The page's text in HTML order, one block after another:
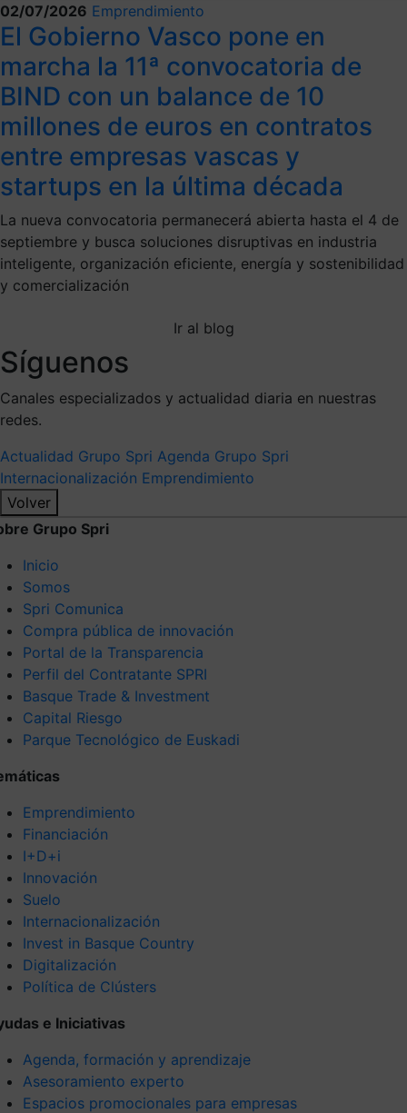
02/07/2026 Emprendimiento
El Gobierno Vasco pone en
marcha la 11ª convocatoria de
BIND con un balance de 10
millones de euros en contratos
entre empresas vascas y
startups en la última década
La nueva convocatoria permanecerá abierta hasta el 4 de
septiembre y busca soluciones disruptivas en industria
inteligente, organización eficiente, energía y sostenibilidad
y comercialización
Ir al blog
Síguenos
Canales especializados y actualidad diaria en nuestras
redes.
Actualidad Grupo Spri Agenda Grupo Spri
Internacionalización Emprendimiento
Volver
Grupo Spri
Inicio
Somos
Spri Comunica
Compra pública de innovación
Portal de la Transparencia
Perfil del Contratante SPRI
Basque Trade & Investment
Capital Riesgo
Parque Tecnológico de Euskadi
Emprendimiento
Financiación
I+D+i
Innovación
Suelo
Internacionalización
Invest in Basque Country
Digitalización
Política de Clústers
e Iniciativas
Agenda, formación y aprendizaje
Asesoramiento experto
Espacios promocionales para empresas